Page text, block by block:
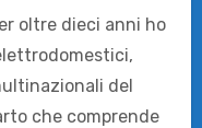
oltre dieci anni ho
del
che comprende